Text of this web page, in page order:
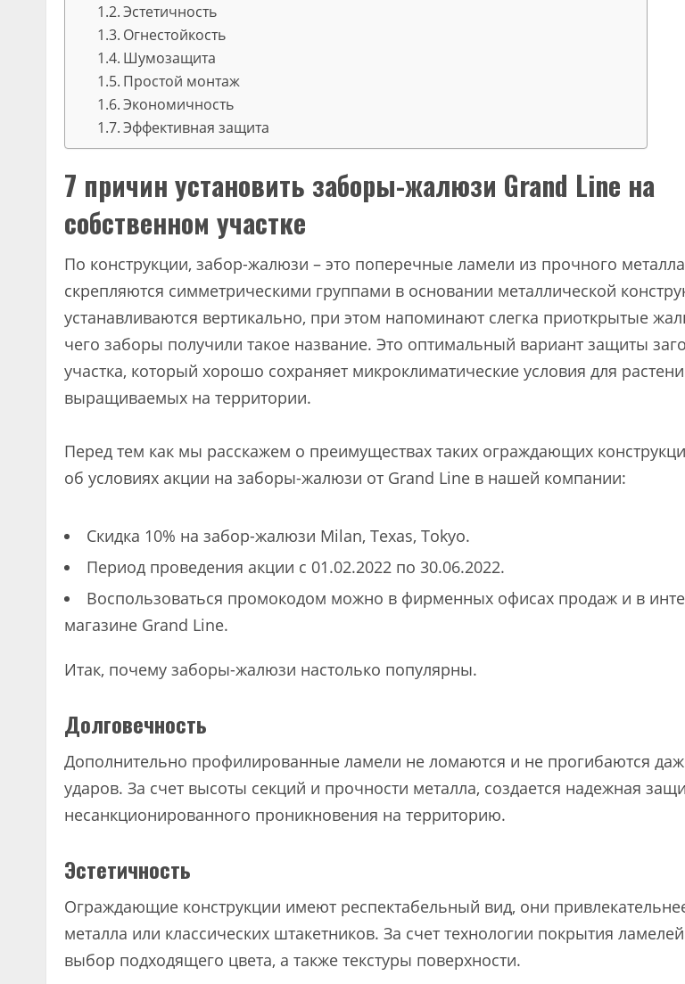
Эстетичность
Огнестойкость
Шумозащита
Простой монтаж
Экономичность
Эффективная защита
7 причин установить заборы-жалюзи Grand Line на
собственном участке
По конструкции, забор-жалюзи – это поперечные ламели из прочного
скрепляются симметрическими группами в основании металлической
устанавливаются вертикально, при этом напоминают слегка приоткрытые
чего заборы получили такое название. Это оптимальный вариант защиты
участка, который хорошо сохраняет микроклиматические условия для
выращиваемых на территории.
Перед тем как мы расскажем о преимуществах таких ограждающих
об условиях акции на заборы-жалюзи от Grand Line в нашей компании:
Скидка 10% на забор-жалюзи Milan, Texas, Tokyo.
Период проведения акции с 01.02.2022 по 30.06.2022.
Воспользоваться промокодом можно в фирменных офисах продаж и в
магазине Grand Line.
Итак, почему заборы-жалюзи настолько популярны.
Долговечность
Дополнительно профилированные ламели не ломаются и не прогибаются
ударов. За счет высоты секций и прочности металла, создается надежная
несанкционированного проникновения на территорию.
Эстетичность
Ограждающие конструкции имеют респектабельный вид, они
металла или классических штакетников. За счет технологии покрытия
выбор подходящего цвета, а также текстуры поверхности.